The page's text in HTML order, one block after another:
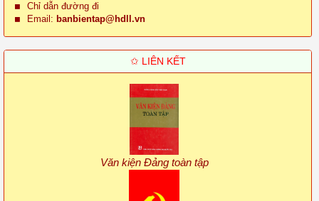
Chỉ dẫn đường đi
Email: banbientap@hdll.vn
✩ LIÊN KẾT
Văn kiện Đảng toàn tập